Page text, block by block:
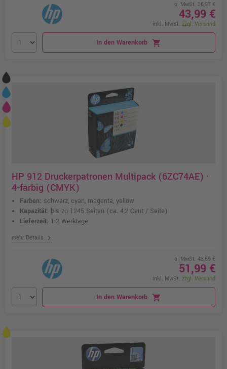
o. MwSt. 36,97 €
43,99 €
inkl. MwSt. zzgl. Versand
In den Warenkorb shopping_cart
HP 912 Druckerpatronen Multipack (6ZC74AE) ·
4-farbig (CMYK)
Farben: schwarz, cyan, magenta, yellow
Kapazität: bis zu 1245 Seiten (ca. 4,2 Cent / Seite)
Lieferzeit: 1-2 Werktage
mehr Details chevron_right
o. MwSt. 43,69 €
51,99 €
inkl. MwSt. zzgl. Versand
In den Warenkorb shopping_cart